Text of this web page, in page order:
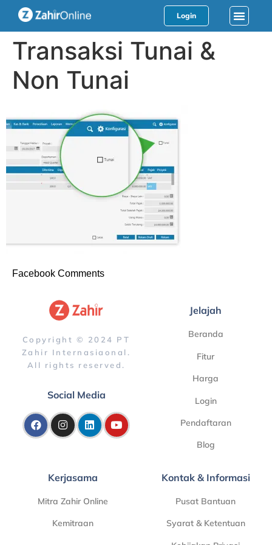
Login
Transaksi Tunai &
Non Tunai
Facebook Comments
Copyright © 2024 PT
Zahir Internasiaonal.
All rights reserved.
Social Media
Jelajah
Beranda
Fitur
Harga
Login
Pendaftaran
Blog
Kerjasama
Mitra Zahir Online
Kemitraan
Kontak & Informasi
Pusat Bantuan
Syarat & Ketentuan